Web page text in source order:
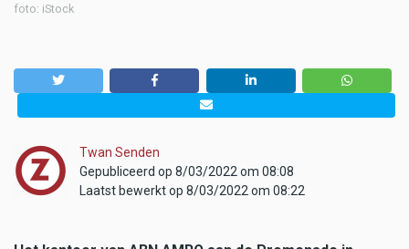
foto: iStock
Twan Senden
Gepubliceerd op 8/03/2022 om 08:08
Laatst bewerkt op 8/03/2022 om 08:22